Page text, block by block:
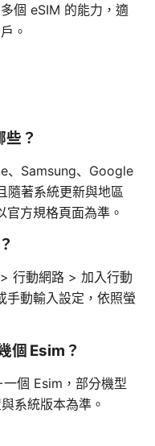
個 eSIM 的能力，適
。
？
、Samsung、Google
隨著系統更新與地區
方規格頁面為準。
行動網路 > 加入行動
手動輸入設定，依照螢
個 Esim？
個 Esim，部分機型
系統版本為準。